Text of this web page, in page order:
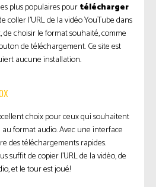
plus populaires pourtélécharger
coller l’URL de la vidéo YouTube dans
choisir le format souhaité, comme
de téléchargement. Ce site est
aucune installation.
choix pour ceux qui souhaitent
au format audio. Avec une interface
des téléchargements rapides.
suffit de copier l’URL de la vidéo, de
et le tour est joué!